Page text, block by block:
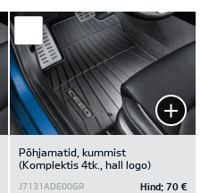
Põhjamatid, kummist
(Komplektis 4tk., hall logo)
J7131ADE00GR Hind: 70 €